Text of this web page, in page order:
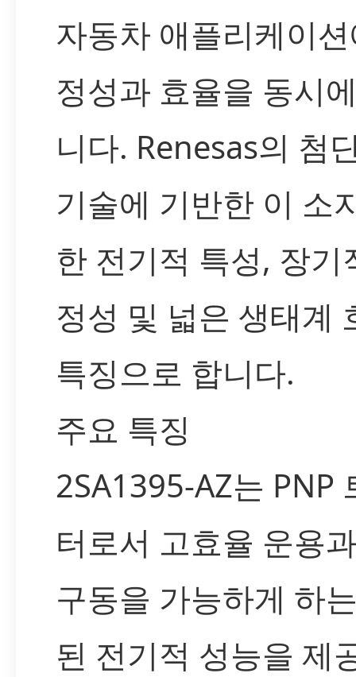
자동차 애플리케이
정성과 효율을 동시
니다. Renesas의 첨
기술에 기반한 이 소
한 전기적 특성, 장기
정성 및 넓은 생태계
특징으로 합니다.
주요 특징
2SA1395-AZ는 PNP
터로서 고효율 운용
구동을 가능하게 하
된 전기적 성능을 제